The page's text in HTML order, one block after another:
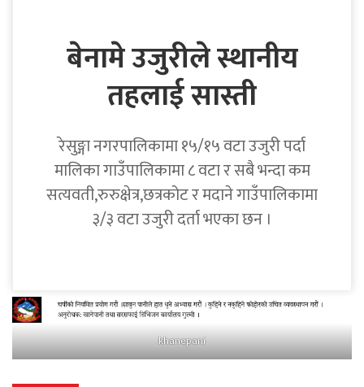
बेनामे उजुरीले स्थानीय
तहलाई सास्ती
रेसुङ्गा नगरपालिकामा १५/१५ वटा उजुरी पर्दा
मालिका गाउँपालिकामा ८ वटा र सबै भन्दा कम
सत्यवती,रुरुक्षेत्र,छत्रकोट र मदाने गाउँपालिकामा
३/३ वटा उजुरी दर्ता भएका छन ।
khanepani